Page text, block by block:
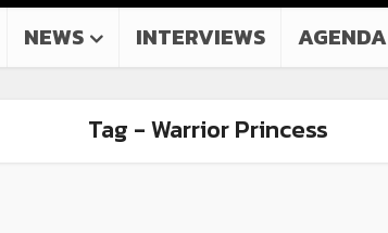
NEWS INTERVIEWS AGENDA
Tag - Warrior Princess